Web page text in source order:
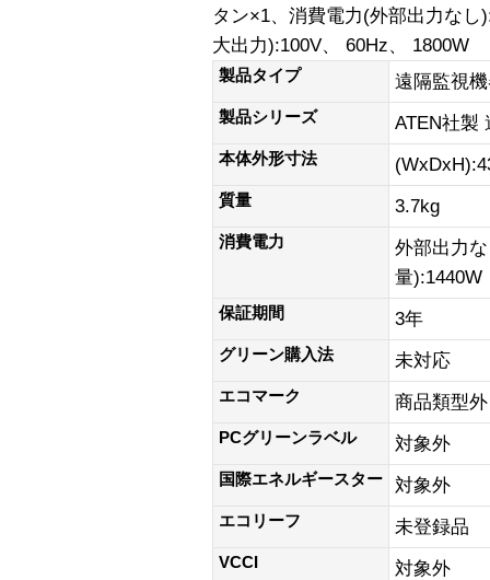
タン×1、消費電力(外部出力な
大出力):100V、 60Hz、 1800W
製品タイプ 遠隔監視
製品シリーズ ATEN社製
本体外形寸法
質量 3.7kg
消費電力
外部出力
量):1440W
保証期間 3年
グリーン購入法 未対応
エコマーク 商品類型外
PCグリーンラベル 対象外
国際エネルギースター 対象外
エコリーフ 未登録品
VCCI 対象外